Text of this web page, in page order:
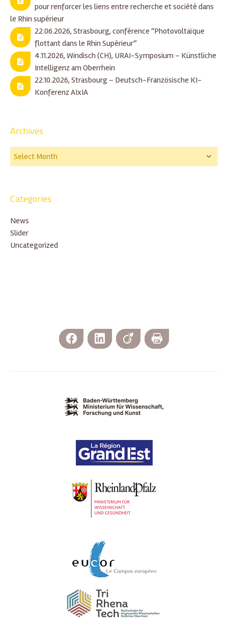
pour renforcer les liens entre recherche et société dans
le Rhin supérieur
22.06.2026, Strasbourg, conférence “Photovoltaïque
flottant dans le Rhin Supérieur”
4.11.2026, Windisch (CH), URAI-Symposium – Künstliche
Intelligenz am Oberrhein
22.10.2026, Strasbourg – Deutsch-Französische KI-
Konferenz AIxIA
Archives
Categories
News
Slider
Uncategorized
Facebook LinkedIn Viadeo